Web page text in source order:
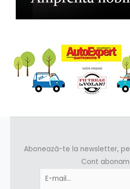
Abonează-te la newsletter,
Cont